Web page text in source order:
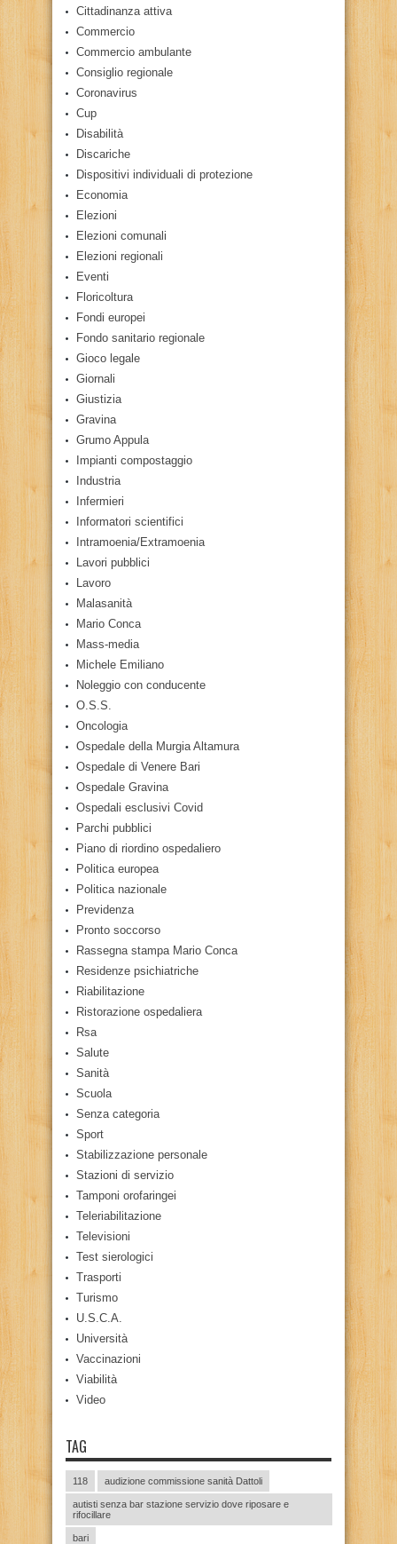
Cittadinanza attiva
Commercio
Commercio ambulante
Consiglio regionale
Coronavirus
Cup
Disabilità
Discariche
Dispositivi individuali di protezione
Economia
Elezioni
Elezioni comunali
Elezioni regionali
Eventi
Floricoltura
Fondi europei
Fondo sanitario regionale
Gioco legale
Giornali
Giustizia
Gravina
Grumo Appula
Impianti compostaggio
Industria
Infermieri
Informatori scientifici
Intramoenia/Extramoenia
Lavori pubblici
Lavoro
Malasanità
Mario Conca
Mass-media
Michele Emiliano
Noleggio con conducente
O.S.S.
Oncologia
Ospedale della Murgia Altamura
Ospedale di Venere Bari
Ospedale Gravina
Ospedali esclusivi Covid
Parchi pubblici
Piano di riordino ospedaliero
Politica europea
Politica nazionale
Previdenza
Pronto soccorso
Rassegna stampa Mario Conca
Residenze psichiatriche
Riabilitazione
Ristorazione ospedaliera
Rsa
Salute
Sanità
Scuola
Senza categoria
Sport
Stabilizzazione personale
Stazioni di servizio
Tamponi orofaringei
Teleriabilitazione
Televisioni
Test sierologici
Trasporti
Turismo
U.S.C.A.
Università
Vaccinazioni
Viabilità
Video
TAG
118 audizione commissione sanità Dattoli
autisti senza bar stazione servizio dove riposare e
rifocillare
bari